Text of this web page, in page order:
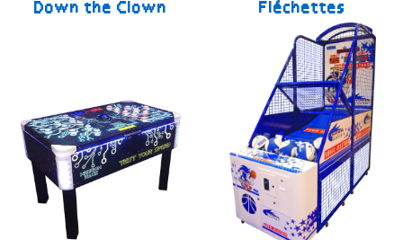
Down the Clown Fléchettes